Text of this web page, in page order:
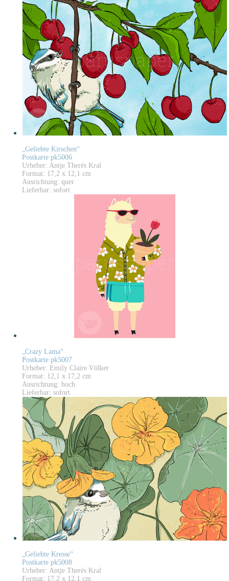
„Geliebte Kirschen“
Postkarte pk5006
Urheber: Antje Therés Kral
Format: 17,2 x 12,1 cm
Ausrichtung: quer
Lieferbar: sofort
„Crazy Lama“
Postkarte pk5007
Urheber: Emily Claire Völker
Format: 12,1 x 17,2 cm
Ausrichtung: hoch
Lieferbar: sofort
„Geliebte Kresse“
Postkarte pk5008
Urheber: Antje Therés Kral
Format: 17,2 x 12,1 cm